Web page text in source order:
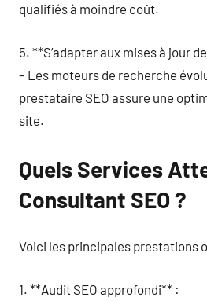
qualifiés à moindre coût.
5. **S’adapter aux mises à jour
– Les moteurs de recherche
prestataire SEO assure une
site.
Quels Services
Consultant SEO ?
Voici les principales prestations
1. **Audit SEO approfondi** :